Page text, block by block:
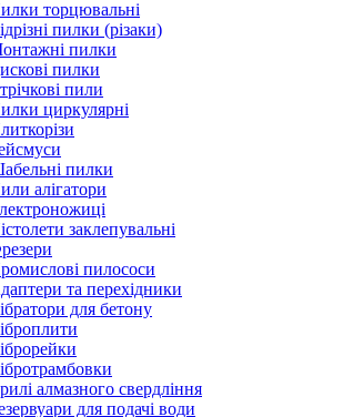
торцювальні
пилки (різаки)
пилки
пилки
пили
циркулярні
пилки
алігатори
заклепувальні
пилососи
та перехідники
для бетону
алмазного свердління
для подачі води